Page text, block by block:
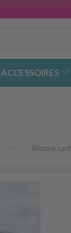
ACCESSOIRES
Blouse